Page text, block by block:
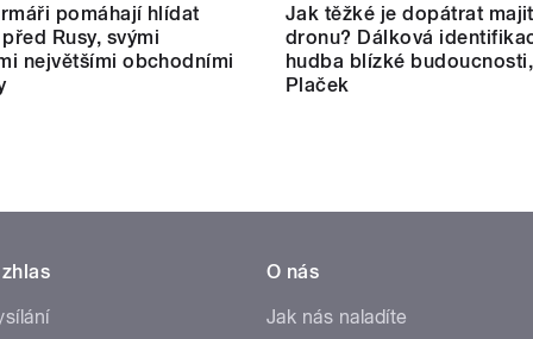
pomáhají hlídat
Rusy, svými
největšími obchodními
Jak těžké je dopátrat
dronu? Dálková
hudba blízké
Plaček
O nás
Jak nás naladíte